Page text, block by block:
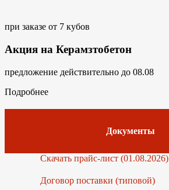
при заказе от 7 кубов
Акция на Керамзтобетон
предложение действительно до 08.08
Подробнее
Документы
Скачать прайс-лист (01.08.2026)
Договор поставки (типовой)